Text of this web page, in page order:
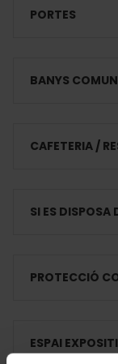
PORTES
BANYS
CAFETERIA /
SI ES DISPOSA
PROTECCIÓ
ESPAI